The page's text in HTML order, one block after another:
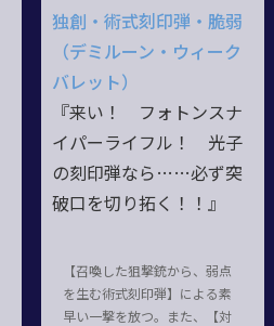
独創・術式刻印弾・脆弱
（デミルーン・ウィーク
バレット）
『来い！ フォトンスナ
イパーライフル！ 光子
の刻印弾なら……必ず突
破口を切り拓く！！』
【召喚した狙撃銃から、弱点
を生む術式刻印弾】による素
早い一撃を放つ。また、【対